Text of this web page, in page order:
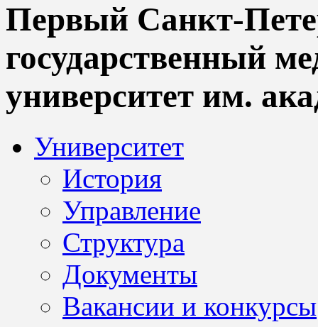
Первый Санкт-
государственный
университет им.
Университет
История
Управление
Структура
Документы
Вакансии и конкурсы